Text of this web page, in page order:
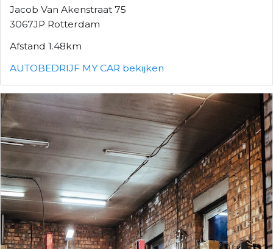
Jacob Van Akenstraat 75
3067JP Rotterdam
Afstand 1.48km
AUTOBEDRIJF MY CAR bekijken